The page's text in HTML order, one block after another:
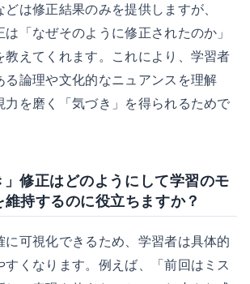
は修正結果のみを提供しますが、
は「なぜそのように修正されたのか」
教えてくれます。これにより、学習者
る論理や文化的なニュアンスを理解
力を磨く「気づき」を得られるためで
修正はどのようにして学習のモ
持するのに役立ちますか？
に可視化できるため、学習者は具体的
すくなります。例えば、「前回はミス